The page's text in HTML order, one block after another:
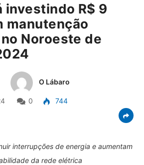
investindo R$ 9
manutenção
Noroeste de
O Lábaro
0
744
interrupções de energia e aumentam
da rede elétrica